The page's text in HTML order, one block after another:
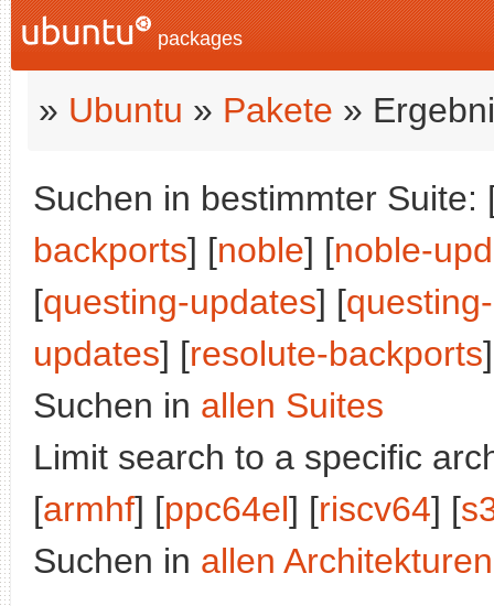
packages
» Ubuntu » Pakete »
Suchen in bestimmter Suite:
backports] [noble] [noble-
[questing-updates] [
updates] [resolute-backports
Suchen in allen Suites
Limit search to a specific
[armhf] [ppc64el] [riscv64] [
Suchen in allen Architekturen